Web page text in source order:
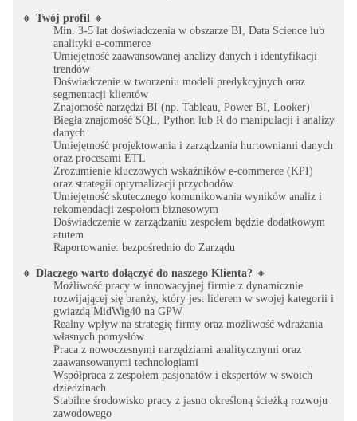
🔸Twój profil 🔸
Min. 3-5 lat doświadczenia w obszarze BI, Data Science lub
analityki e-commerce
Umiejętność zaawansowanej analizy danych i identyfikacji
trendów
Doświadczenie w tworzeniu modeli predykcyjnych oraz
segmentacji klientów
Znajomość narzędzi BI (np. Tableau, Power BI, Looker)
Biegła znajomość SQL, Python lub R do manipulacji i analizy
danych
Umiejętność projektowania i zarządzania hurtowniami danych
oraz procesami ETL
Zrozumienie kluczowych wskaźników e-commerce (KPI)
oraz strategii optymalizacji przychodów
Umiejętność skutecznego komunikowania wyników analiz i
rekomendacji zespołom biznesowym
Doświadczenie w zarządzaniu zespołem będzie dodatkowym
atutem
Raportowanie: bezpośrednio do Zarządu
🔸Dlaczego warto dołączyć do naszego Klienta? 🔸
Możliwość pracy w innowacyjnej firmie z dynamicznie
rozwijającej się branży, który jest liderem w swojej kategorii i
gwiazdą MidWig40 na GPW
Realny wpływ na strategię firmy oraz możliwość wdrażania
własnych pomysłów
Praca z nowoczesnymi narzędziami analitycznymi oraz
zaawansowanymi technologiami
Współpraca z zespołem pasjonatów i ekspertów w swoich
dziedzinach
Stabilne środowisko pracy z jasno określoną ścieżką rozwoju
zawodowego